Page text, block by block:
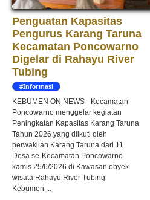
Penguatan Kapasitas
Pengurus Karang Taruna
Kecamatan Poncowarno
Digelar di Rahayu River
Tubing
#Informasi
KEBUMEN ON NEWS - Kecamatan
Poncowarno menggelar kegiatan
Peningkatan Kapasitas Karang Taruna
Tahun 2026 yang diikuti oleh
perwakilan Karang Taruna dari 11
Desa se-Kecamatan Poncowarno
kamis 25/6/2026 di Kawasan obyek
wisata Rahayu River Tubing
Kebumen....